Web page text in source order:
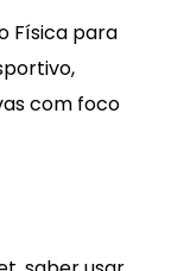
Física para
com foco